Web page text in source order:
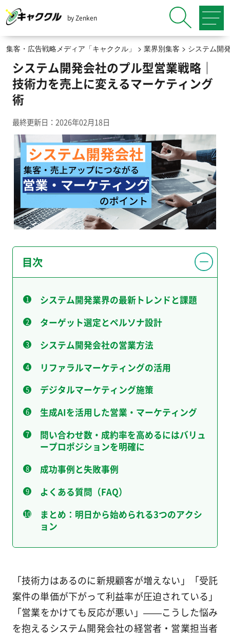
by Zenken
集客・広告戦略メディア「キャククル」 > 業界別集客 > システム開
システム開発会社のプル型営業戦略｜
技術力を売上に変えるマーケティング
術
最終更新日：2026年02月18日
目次
システム開発業界の最新トレンドと課題
ターゲット選定とペルソナ設計
システム開発会社の営業方法
リファラルマーケティングの活用
デジタルマーケティング施策
生成AIを活用した営業・マーケティング
問い合わせ数・成約率を高めるにはバリュ
ープロポジションを明確に
成功事例と失敗事例
よくある質問（FAQ）
まとめ：明日から始められる3つのアクシ
ョン
「技術力はあるのに新規顧客が増えない」「受託
案件の単価が下がって利益率が圧迫されている」
「営業をかけても反応が悪い」——こうした悩み
を抱えるシステム開発会社の経営者・営業担当者